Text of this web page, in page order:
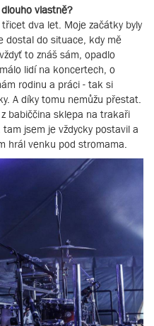
vlastně?
dva let. Moje začátky byly
dostal do situace, kdy mě
to znáš sám, opadlo
lidí na koncertech, o
rodinu a práci - tak si
A díky tomu nemůžu přestat.
babiččina sklepa na trakaři
jsem je vždycky postavil a
hrál venku pod stromama.